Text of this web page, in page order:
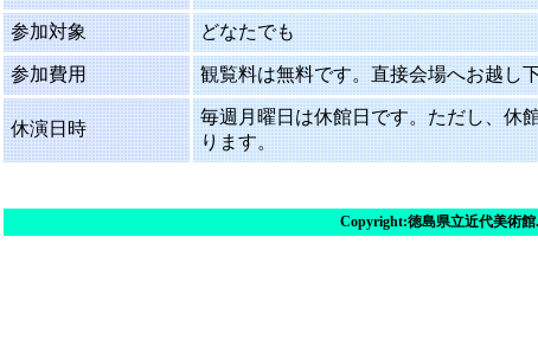
参加対象 どなたでも
参加費用 観覧料は無料です。直接会場へお越し
休演日時
毎週月曜日は休館日です。ただし、休
ります。
Copyright:徳島県立近代美術館